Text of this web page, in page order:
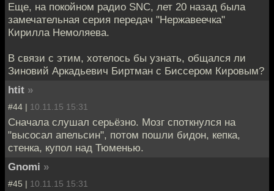
Еще, на покойном радио SNC, лет 20 назад была
замечательная серия передач "Нержавеечка"
Кирилла Немоляева.
В связи с этим, хотелось бы узнать, общался ли
Зиновий Аркадьевич Биртман с Биссером Кировым?
htit »
#44 | 10.11.15 15:31
Сначала слушал серьёзно. Мозг споткнулся на
"высосал апельсин", потом пошли бидон, кепка,
стенка, купол над Тюменью.
Gnomi »
#45 | 10.11.15 15:31